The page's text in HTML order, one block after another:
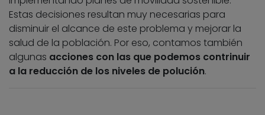
Estas decisiones resultan muy necesarias para
disminuir el alcance de este problema y mejorar la
salud de la población. Por eso, contamos también
algunas acciones con las que podemos contrinuir
a la reducción de los niveles de polución.